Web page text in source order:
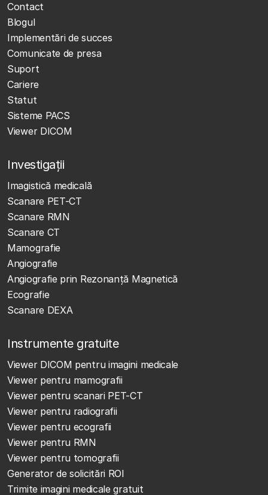
Contact
Blogul
Implementări de succes
Comunicate de presa
Suport
Cariere
Statut
Sisteme PACS
Viewer DICOM
Investigații
Imagistică medicală
Scanare PET-CT
Scanare RMN
Scanare CT
Mamografie
Angiografie
Angiografie prin Rezonanță Magnetică
Ecografie
Scanare DEXA
Instrumente gratuite
Viewer DICOM pentru imagini medicale
Viewer pentru mamografii
Viewer pentru scanari PET-CT
Viewer pentru radiografii
Viewer pentru ecografii
Viewer pentru RMN
Viewer pentru tomografii
Generator de solicitări ROI
Trimite imagini medicale gratuit